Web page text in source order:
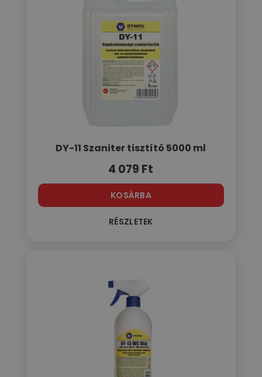
DY-11 Szaniter tisztító 5000 ml
4 079 Ft
KOSÁRBA
RÉSZLETEK